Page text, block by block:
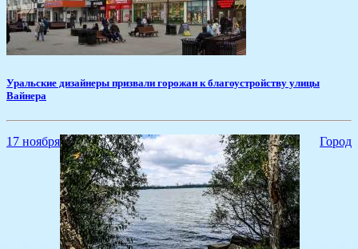
Уральские дизайнеры призвали горожан к благоустройству улицы
Вайнера
17 ноября Город